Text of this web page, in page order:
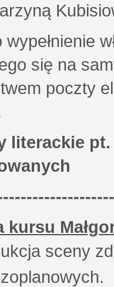
wypełnienie
się na
poczty
literackie
kursu
sceny